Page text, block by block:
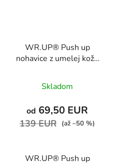
WR.UP® Push up
nohavice z umelej kože
WRUP2HC006PREC
Skladom
od 69,50 EUR
139 EUR (až –50 %)
WR.UP® Push up